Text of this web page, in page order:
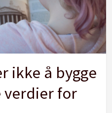
ikke å bygge
verdier for